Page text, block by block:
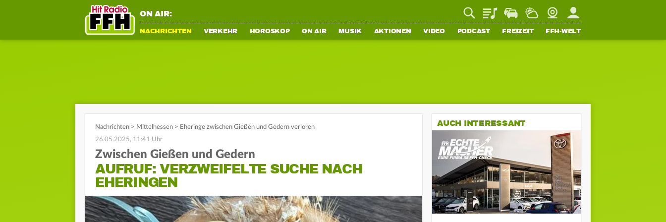
ON AIR: PlaylistStaupilotWetterWebcamMein FFH
NACHRICHTEN VERKEHR HOROSKOP ON AIR MUSIK AKTIONEN VIDEO PODCAST FREIZEIT FFH-WELT
Nachrichten > Mittelhessen > Eheringe zwischen Gießen und Gedern verloren
26.05.2025, 11:41 Uhr
Zwischen Gießen und Gedern
AUFRUF: VERZWEIFELTE SUCHE NACH
EHERINGEN
AUCH INTERESSANT